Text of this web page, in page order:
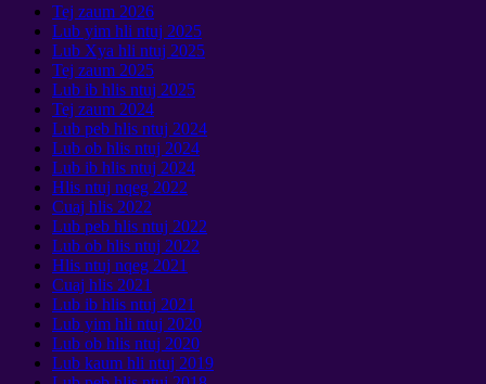
Tej zaum 2026
Lub yim hli ntuj 2025
Lub Xya hli ntuj 2025
Tej zaum 2025
Lub ib hlis ntuj 2025
Tej zaum 2024
Lub peb hlis ntuj 2024
Lub ob hlis ntuj 2024
Lub ib hlis ntuj 2024
Hlis ntuj nqeg 2022
Cuaj hlis 2022
Lub peb hlis ntuj 2022
Lub ob hlis ntuj 2022
Hlis ntuj nqeg 2021
Cuaj hlis 2021
Lub ib hlis ntuj 2021
Lub yim hli ntuj 2020
Lub ob hlis ntuj 2020
Lub kaum hli ntuj 2019